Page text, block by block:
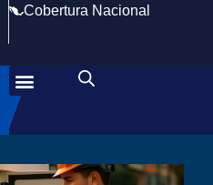
Cobertura Nacional